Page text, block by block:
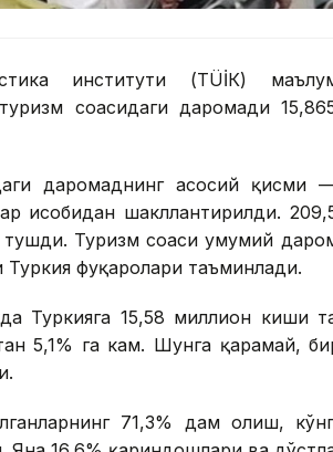
институти (ТÜİК)
соҳасидаги даромади
даромаднинг асосий
ҳисобидан шакллантирилди.
тушди. Туризм соҳаси умумий
фуқаролари таъминлади.
Туркияга 15,58 миллион киши
5,1% га кам. Шунга қарамай,
71,3% дам олиш,